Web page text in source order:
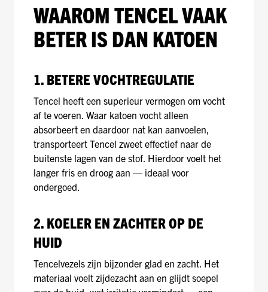
WAAROM TENCEL VAAK
BETER IS DAN KATOEN
1. BETERE VOCHTREGULATIE
Tencel heeft een superieur vermogen om vocht
af te voeren. Waar katoen vocht alleen
absorbeert en daardoor nat kan aanvoelen,
transporteert Tencel zweet effectief naar de
buitenste lagen van de stof. Hierdoor voelt het
langer fris en droog aan — ideaal voor
ondergoed.
2. KOELER EN ZACHTER OP DE
HUID
Tencelvezels zijn bijzonder glad en zacht. Het
materiaal voelt zijdezacht aan en glijdt soepel